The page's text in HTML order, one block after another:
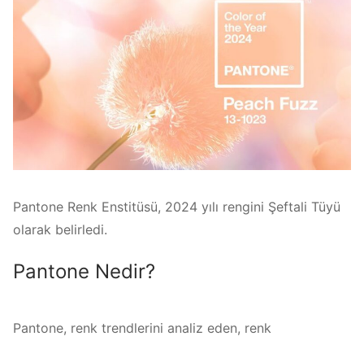
Pantone Renk Enstitüsü, 2024 yılı rengini Şeftali Tüyü
olarak belirledi.
Pantone Nedir?
Pantone, renk trendlerini analiz eden, renk